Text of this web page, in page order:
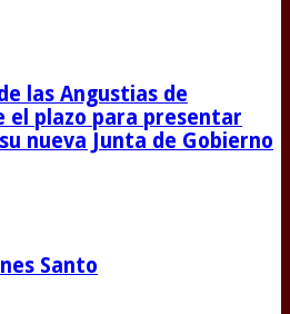
las Angustias de
el plazo para presentar
nueva Junta de Gobierno
Santo